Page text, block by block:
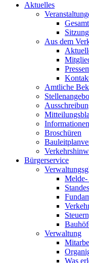
Aktuelles
Aus dem
Amtliche
Broschüren
Bürgerservice
Melde-
Verwaltung
Was